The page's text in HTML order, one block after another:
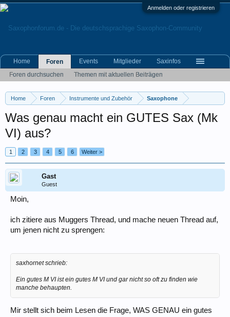
Anmelden oder registrieren
Home Foren Instrumente und Zubehör Saxophone
Was genau macht ein GUTES Sax (Mk
VI) aus?
1 2 3 4 5 6 Weiter >
Gast
Guest
Moin,
ich zitiere aus Muggers Thread, und mache neuen Thread auf,
um jenen nicht zu sprengen:
saxhornet schrieb:
Ein gutes M VI ist ein gutes M VI und gar nicht so oft zu finden wie
manche behaupten.
Mir stellt sich beim Lesen die Frage, WAS GENAU ein gutes
Home
Foren
Foren durchsuchen
Themen mit aktuellen Beiträgen
Events Mitglieder Saxinfos